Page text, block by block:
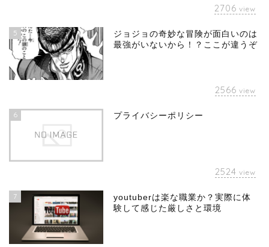
2706 view
5
ジョジョの奇妙な冒険が面白いのは
最強がいないから！？ここが違うぞ
2566 view
6 プライバシーポリシー
2524 view
7
youtuberは楽な職業か？実際に体
験して感じた厳しさと環境